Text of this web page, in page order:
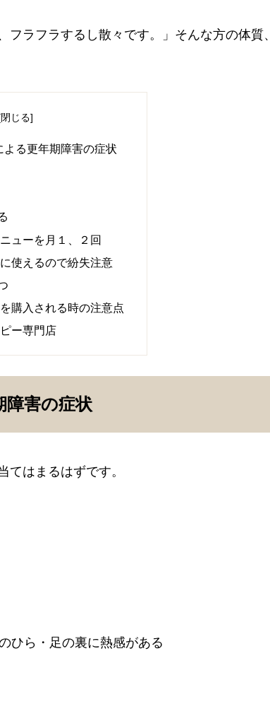
ラフラするし散々です。」そんな方の体質、
る更年期障害の症状
ューを月１、２回
使えるので紛失注意
購入される時の注意点
ー専門店
障害の症状
てはまるはずです。
ひら・足の裏に熱感がある